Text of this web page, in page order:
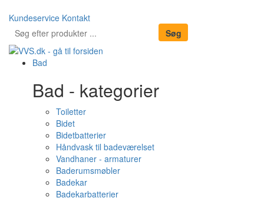
Kundeservice Kontakt
Bad
Bad - kategorier
Toiletter
Bidet
Bidetbatterier
Håndvask til badeværelset
Vandhaner - armaturer
Baderumsmøbler
Badekar
Badekarbatterier